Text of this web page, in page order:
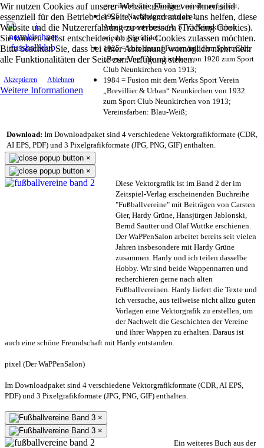
Wir nutzen Cookies auf unserer Website. Einige von ihnen sind
essenziell für den Betrieb der Seite, während andere uns helfen, diese
Website und die Nutzererfahrung zu verbessern (Tracking Cookies).
Sie können selbst entscheiden, ob Sie die Cookies zulassen möchten.
Bitte beachten Sie, dass bei einer Ablehnung womöglich nicht mehr
alle Funktionalitäten der Seite zur Verfügung stehen.
Akzeptieren Ablehnen
Weitere Informationen
gegründet, kriegsbedingt wieder aufgelöst;
1925 = Nachfolgeverein als 1.
Arbeitersportverein (A. S. V.) Neunkirchen
wieder gegründet;
1925 = kurz darauf Fusion mit dem Sport Club
„Bewegung“ Neunkirchen von 1920 zum Sport
Club Neunkirchen von 1913;
1984 = Fusion mit dem Werks Sport Verein
„Brevillier & Urban“ Neunkirchen von 1932
zum Sport Club Neunkirchen von 1913;
Vereinsfarben: Blau-Weiß;
Download: Im Downloadpaket sind 4 verschiedene Vektorgrafikformate (CDR,
AI EPS, PDF) und 3 Pixelgrafikformate (JPG, PNG, GIF) enthalten.
×
×
Diese Vektorgrafik ist im Band 2 der im
Zeitspiel-Verlag erscheinenden Buchreihe
"Fußballvereine" mit Beiträgen von Carsten
Gier, Hardy Grüne, Hansjürgen Jablonski,
Bernd Sautter und Olaf Wuttke erschienen.
Der WaPPenSalon arbeitet bereits seit vielen
Jahren insbesondere mit Hardy Grüne
zusammen. Hardy und ich teilen dasselbe
Hobby. Wir sind beide Wappennarren und
recherchieren gerne nach alten
Fußballvereinen. Hardy liefert die Texte und
ich versuche, aus teilweise nicht allzu guten
Vorlagen eine Vektorgrafik zu erstellen, um
der Nachwelt die Geschichten der Vereine
und ihrer Wappen zu erhalten. Daraus ist
auch eine schöne Freundschaft mit Hardy entstanden.
pixel (Der WaPPenSalon)
Im Downloadpaket sind 4 verschiedene Vektorgrafikformate (CDR, AI EPS,
PDF) und 3 Pixelgrafikformate (JPG, PNG, GIF) enthalten.
×
×
Ein weiteres Buch aus der